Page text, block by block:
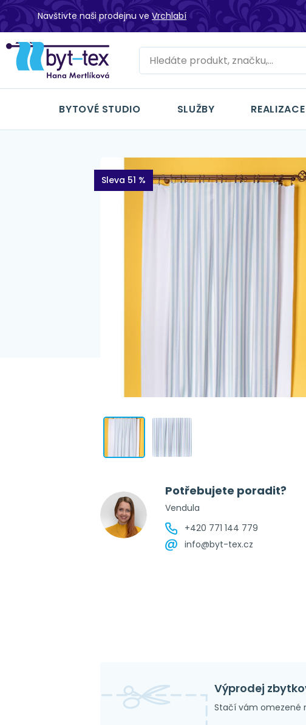
Navštivte naši prodejnu ve Vrchlabí
BYTOVÉ STUDIO SLUŽBY REALIZACE
Sleva 51 %
Potřebujete poradit?
Vendula
+420 771 144 779
info@byt-tex.cz
Výprodej
Stačí vám omezené